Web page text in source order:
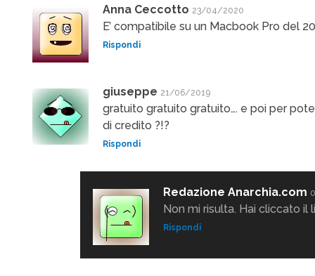
Anna Ceccotto 23/04/2020
E’ compatibile su un Macbook Pro del
Rispondi
giuseppe 21/06/2019
gratuito gratuito gratuito…. e poi per
di credito ?!?
Rispondi
Redazione Anarchia.com
Non mi risulta. Hai cliccato il
Rispondi